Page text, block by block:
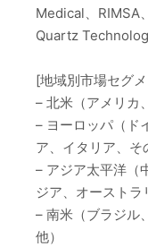
Medical、RIMSA
Quartz
[地域別市場セグ
– 北米（アメリカ
– ヨーロッパ（ド
ア、イタリア、そ
– アジア太平洋（
ジア、オーストラ
– 南米（ブラジル
他）